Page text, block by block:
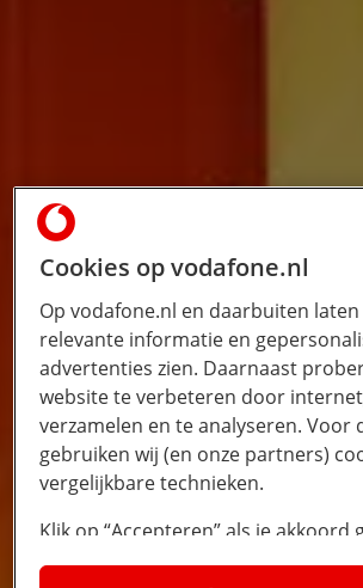
Cookies op vodafone.nl
Op vodafone.nl en daarbuiten laten
relevante informatie en
advertenties zien. Daarnaast
website te verbeteren door
verzamelen en te analyseren. Voor
gebruiken wij (en onze partners)
vergelijkbare technieken.
Klik op “Accepteren” als je akkoord
cookies. Kies je voor “Nee, liever